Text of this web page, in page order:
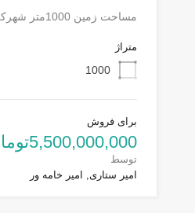
مساحت زمین 1000متر شهرکی مسکونی…
متراژ
1000
برای فروش
5,500,000,000تومان
توسط
امیر ستاری, امیر خامه ور